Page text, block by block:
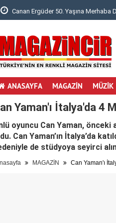
Canan Ergüder 50. Yaşına Merhaba
ANASAYFA MAGAZİN MÜZİK
Yaman'ı İtalya'da 4
oyuncu Can Yaman,
Can Yaman’ın İtalya’da
de stüdyoya seyirci
MAGAZİN Can Yaman'ı